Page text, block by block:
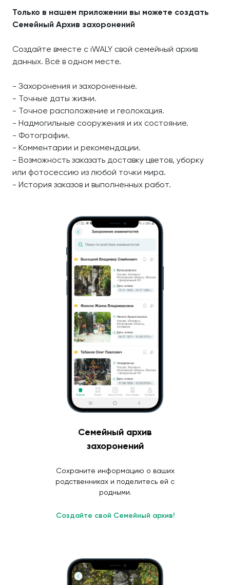
Только в нашем приложении вы можете создать
Семейный Архив захоронений
Создайте вместе с iWALY свой семейный архив
данных. Всё в одном месте.
- Захоронения и захороненные.
- Точные даты жизни.
- Точное расположение и геолокация.
- Надмогильные сооружения и их состояние.
- Фотографии.
- Комментарии и рекомендации.
- Возможность заказать доставку цветов, уборку
или фотосессию из любой точки мира.
- История заказов и выполненных работ.
Семейный архив
захоронений
Сохраните информацию о ваших
родственниках и поделитесь ей с
родными.
Создайте свой Семейный архив!